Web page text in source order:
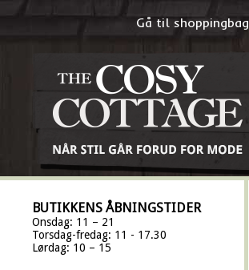
Gå til shoppingbag
BUTIKKENS ÅBNINGSTIDER
Onsdag: 11 – 21
Torsdag-fredag: 11 - 17.30
Lørdag: 10 – 15